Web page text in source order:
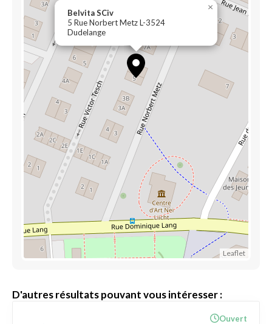
Belvita SCiv
5 Rue Norbert Metz L-3524
Dudelange
×
Leaflet
D'autres résultats pouvant vous intéresser :
Ouvert